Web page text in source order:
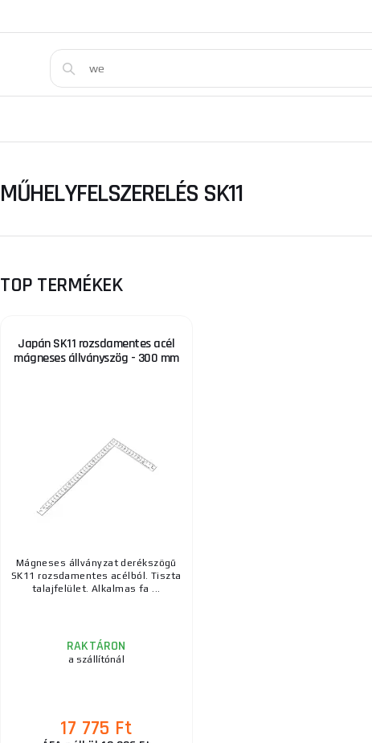
MŰHELYFELSZERELÉS SK11
TOP TERMÉKEK
Japán SK11 rozsdamentes acél
mágneses állványszög - 300 mm
Mágneses állványzat derékszögű
SK11 rozsdamentes acélból. Tiszta
talajfelület. Alkalmas fa ...
RAKTÁRON
a szállítónál
17 775 Ft